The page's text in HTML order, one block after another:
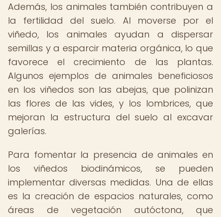
Además, los animales también contribuyen a
la fertilidad del suelo. Al moverse por el
viñedo, los animales ayudan a dispersar
semillas y a esparcir materia orgánica, lo que
favorece el crecimiento de las plantas.
Algunos ejemplos de animales beneficiosos
en los viñedos son las abejas, que polinizan
las flores de las vides, y los lombrices, que
mejoran la estructura del suelo al excavar
galerías.
Para fomentar la presencia de animales en
los viñedos biodinámicos, se pueden
implementar diversas medidas. Una de ellas
es la creación de espacios naturales, como
áreas de vegetación autóctona, que